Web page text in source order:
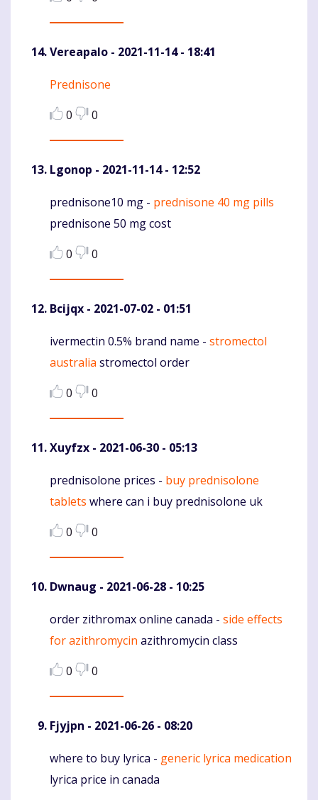
Vereapalo - 2021-11-14 - 18:41
Komentaras
Prednisone
0
0
Lgonop - 2021-11-14 - 12:52
Komentaras
prednisone10 mg - prednisone 40 mg pills
prednisone 50 mg cost
0
0
Bcijqx - 2021-07-02 - 01:51
Komentaras
ivermectin 0.5% brand name - stromectol
australia stromectol order
0
0
Xuyfzx - 2021-06-30 - 05:13
Komentaras
prednisolone prices - buy prednisolone
tablets where can i buy prednisolone uk
0
0
Dwnaug - 2021-06-28 - 10:25
Komentaras
order zithromax online canada - side effects
for azithromycin azithromycin class
0
0
Fjyjpn - 2021-06-26 - 08:20
Komentaras
where to buy lyrica - generic lyrica medication
lyrica price in canada